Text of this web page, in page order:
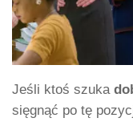
Jeśli ktoś szuka
sięgnąć po tę